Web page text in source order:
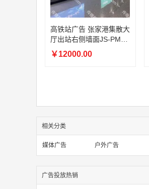
高铁站广告 张家港集散大
厅出站右侧墙面JS-PMD0
3灯箱广告
￥12000.00
相关分类
媒体广告 户外广告
广告投放热销